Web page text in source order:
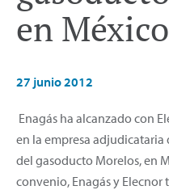
en México
27 junio 2012
Enagás ha alcanzado con
en la empresa
del gasoducto Morelos, en
convenio, Enagás y Elecnor